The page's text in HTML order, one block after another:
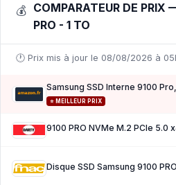
💰 COMPARATEUR DE PRIX
PRO - 1 TO
🕐 Prix mis à jour le 08/08/2026 à
⭐ MEILLEUR PRIX